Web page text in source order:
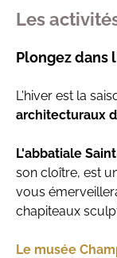
Les
Plongez dans
L'hiver est la
architecturaux
L'abbatiale
son cloître, est
vous
chapiteaux
Le musée